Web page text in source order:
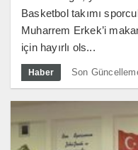
Basketbol takımı
Muharrem Erkek’i
için hayırlı ols...
Haber Son